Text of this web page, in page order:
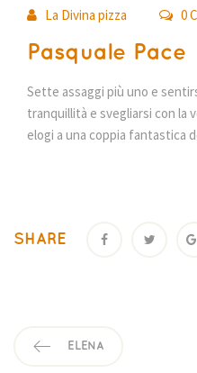
La Divina pizza 0
Pasquale Pace
Sette assaggi più uno e
tranquillità e svegliarsi con la
elogi a una coppia fantastica
SHARE
ELENA